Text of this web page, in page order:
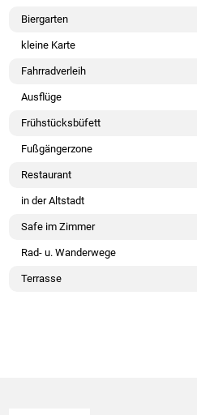
Biergarten
kleine Karte
Fahrradverleih
Ausflüge
Frühstücksbüfett
Fußgängerzone
Restaurant
in der Altstadt
Safe im Zimmer
Rad- u. Wanderwege
Terrasse